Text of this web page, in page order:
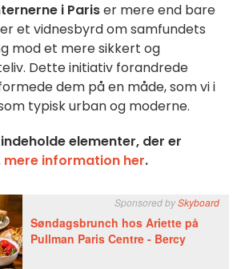
i Pariser mere end bare
et vidnesbyrd om samfundets
mod et mere sikkert og
Dette initiativ forandrede
dem på en måde, som vi i
typisk urban og moderne.
elementer, der er
mere information her.